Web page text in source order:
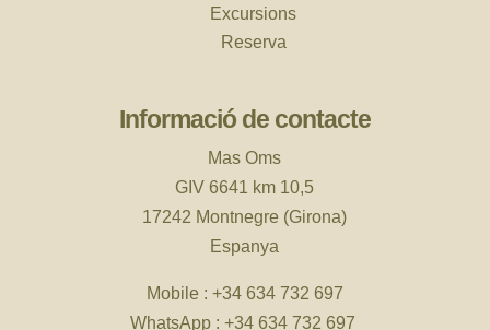
Excursions
Reserva
Informació de contacte
Mas Oms
GIV 6641 km 10,5
17242 Montnegre (Girona)
Espanya
Mobile : +34 634 732 697
WhatsApp : +34 634 732 697